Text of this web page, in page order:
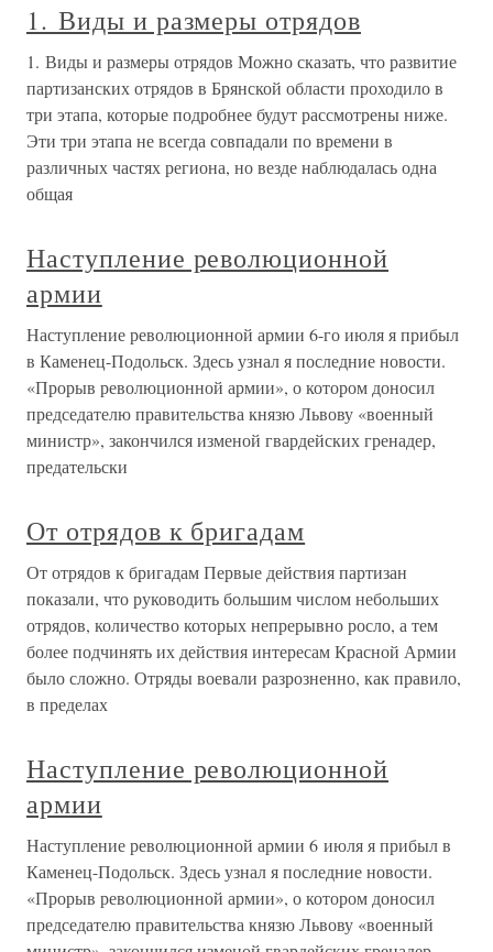
1. Виды и размеры отрядов
1. Виды и размеры отрядов Можно сказать, что развитие
партизанских отрядов в Брянской области проходило в
три этапа, которые подробнее будут рассмотрены ниже.
Эти три этапа не всегда совпадали по времени в
различных частях региона, но везде наблюдалась одна
общая
Наступление революционной
армии
Наступление революционной армии 6-го июля я прибыл
в Каменец-Подольск. Здесь узнал я последние новости.
«Прорыв революционной армии», о котором доносил
председателю правительства князю Львову «военный
министр», закончился изменой гвардейских гренадер,
предательски
От отрядов к бригадам
От отрядов к бригадам Первые действия партизан
показали, что руководить большим числом небольших
отрядов, количество которых непрерывно росло, а тем
более подчинять их действия интересам Красной Армии
было сложно. Отряды воевали разрозненно, как правило,
в пределах
Наступление революционной
армии
Наступление революционной армии 6 июля я прибыл в
Каменец-Подольск. Здесь узнал я последние новости.
«Прорыв революционной армии», о котором доносил
председателю правительства князю Львову «военный